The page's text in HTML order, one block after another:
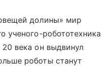
долины» мир
ученого-робототехника
века он выдвинул
роботы станут